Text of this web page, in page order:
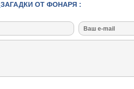
ЗАГАДКИ ОТ ФОНАРЯ :